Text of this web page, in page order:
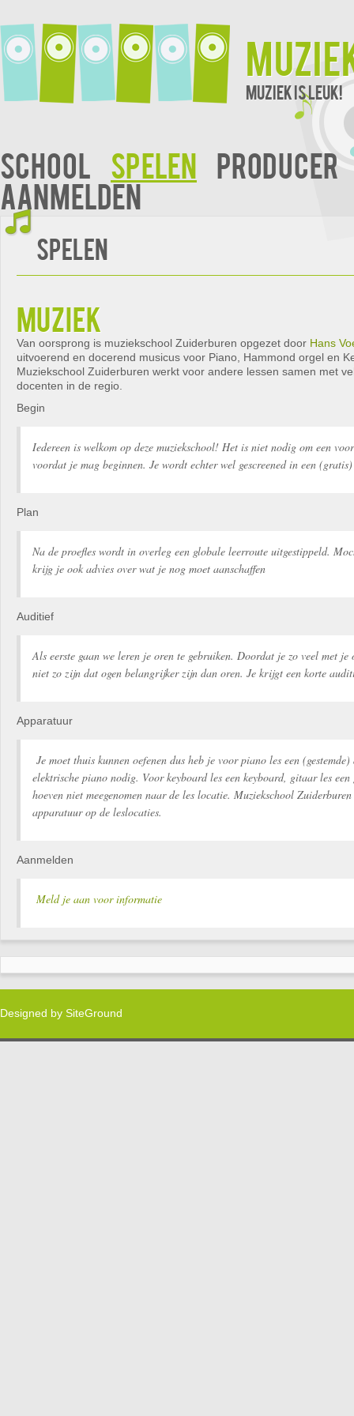
Muziek is leuk!
School Spelen Producer
Aanmelden
Spelen
muziek
Van oorsprong is muziekschool Zuiderburen opgezet door Hans
uitvoerend en docerend musicus voor Piano, Hammond orgel en
Muziekschool Zuiderburen werkt voor andere lessen samen met
docenten in de regio.
Begin
Iedereen is welkom op deze muziekschool! Het is niet nodig om een
voordat je mag beginnen. Je wordt echter wel gescreened in een
Plan
Na de proefles wordt in overleg een globale leerroute uitgestippeld.
krijg je ook advies over wat je nog moet aanschaffen
Auditief
Als eerste gaan we leren je oren te gebruiken. Doordat je zo veel met je
niet zo zijn dat ogen belangrijker zijn dan oren. Je krijgt een korte
Apparatuur
Je moet thuis kunnen oefenen dus heb je voor piano les een (gestemde)
elektrische piano nodig. Voor keyboard les een keyboard, gitaar les
hoeven niet meegenomen naar de les locatie. Muziekschool
apparatuur op de leslocaties.
Aanmelden
Meld je aan voor informatie
Designed by SiteGround